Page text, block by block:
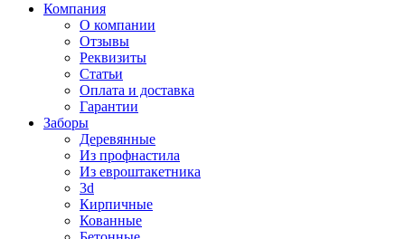
Компания
О компании
Отзывы
Реквизиты
Статьи
Оплата и доставка
Гарантии
Заборы
Деревянные
Из профнастила
Из евроштакетника
3d
Кирпичные
Кованные